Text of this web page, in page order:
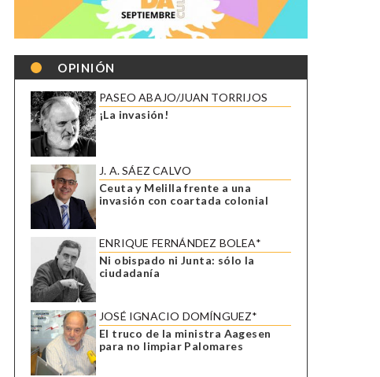
OPINIÓN
PASEO ABAJO/JUAN TORRIJOS
¡La invasión!
J. A. SÁEZ CALVO
Ceuta y Melilla frente a una
invasión con coartada colonial
ENRIQUE FERNÁNDEZ BOLEA*
Ni obispado ni Junta: sólo la
ciudadanía
JOSÉ IGNACIO DOMÍNGUEZ*
El truco de la ministra Aagesen
para no limpiar Palomares